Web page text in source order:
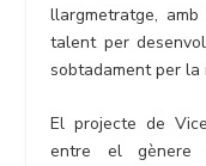
llargmetratge,
talent per
sobtadament per la
El projecte de
entre el gènere